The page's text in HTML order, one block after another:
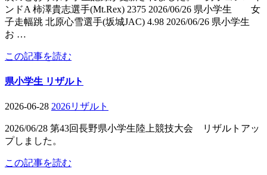
ンドA 柿澤貴志選手(Mt.Rex) 2375 2026/06/26 県小学生 女
子走幅跳 北原心雪選手(坂城JAC) 4.98 2026/06/26 県小学生
お …
この記事を読む
県小学生 リザルト
2026-06-28 2026リザルト
2026/06/28 第43回長野県小学生陸上競技大会 リザルトアッ
プしました。
この記事を読む